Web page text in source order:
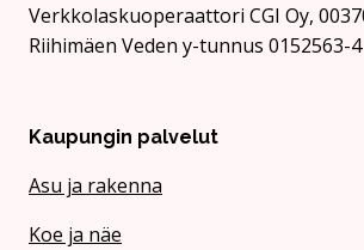
Verkkolaskuoperaattori CGI Oy,
Riihimäen Veden y-tunnus 0152563-4
Kaupungin palvelut
Asu ja rakenna
Koe ja näe